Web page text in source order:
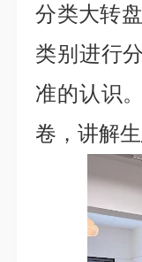
分类大转
类别进行
准的认识
卷，讲解